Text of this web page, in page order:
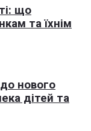
що
та їхнім
нового
дітей та